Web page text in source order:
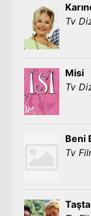
Tv
Misi
Tv
Beni
Tv